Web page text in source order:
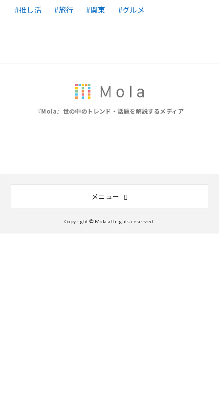
推し活
旅行 関東 グルメ
『Mola』世の中のトレンド・話題を解説するメディア
メニュー
Copyright © Mola all rights reserved.